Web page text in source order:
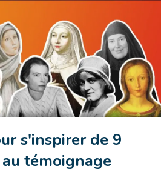
s'inspirer de 9
témoignage